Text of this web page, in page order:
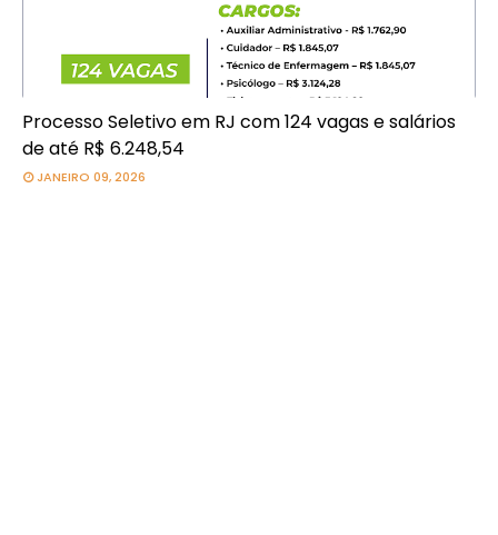
Processo Seletivo em RJ com 124 vagas e salários
de até R$ 6.248,54
JANEIRO 09, 2026